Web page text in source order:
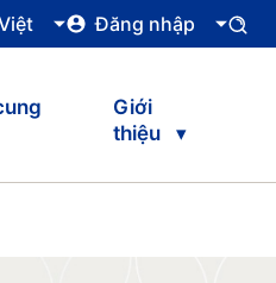
Đăng nhập
Giới
thiệu